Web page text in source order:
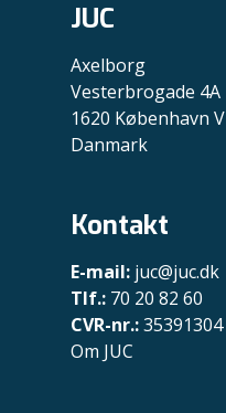
JUC
Axelborg
Vesterbrogade 4A
1620 København V
Danmark
Kontakt
E-mail: juc@juc.dk
Tlf.: 70 20 82 60
CVR-nr.:35391304
Om JUC